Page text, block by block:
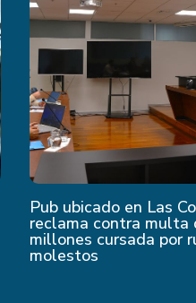
Pub ubicado en Las
reclama contra multa
millones cursada por
molestos